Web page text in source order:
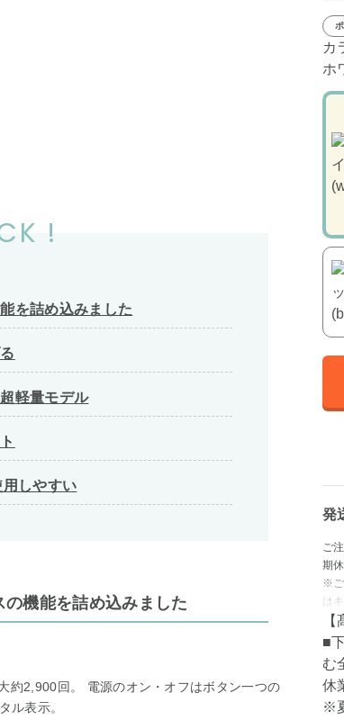
!
を詰め込みました
軽量モデル
しやすい
機能を詰め込みました
約2,900回。 電源のオン・オフはボタン一つの
ル表示。
カ
ホ
発
ご
期
※ご
は
■
む
休
※